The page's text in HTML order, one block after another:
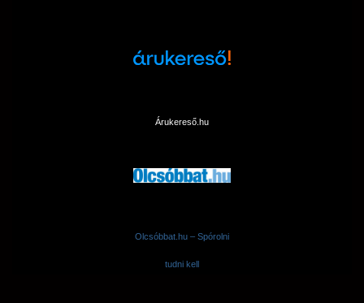
Árukereső.hu
Olcsóbbat.hu – Spórolni
tudni kell